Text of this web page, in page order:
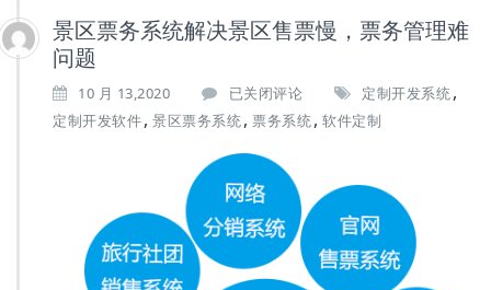
景区票务系统解决景区售票慢，票务管理难
问题
10 月 13,2020
景
区
务
系
统
解
景
已关闭评论 定制开发系统,
定制开发软件, 景区票务系统, 票务系统, 软件定制